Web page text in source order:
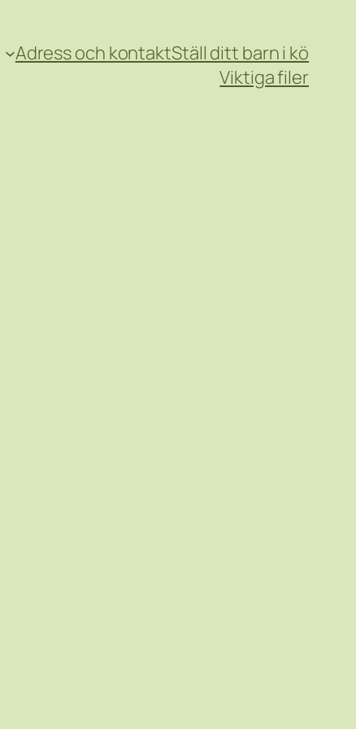
Adress och kontaktStäll ditt barn i kö
Viktiga filer